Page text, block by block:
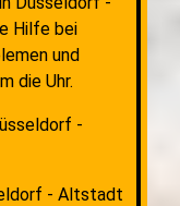
Hilfe bei
und
die Uhr.
-
- Altstadt